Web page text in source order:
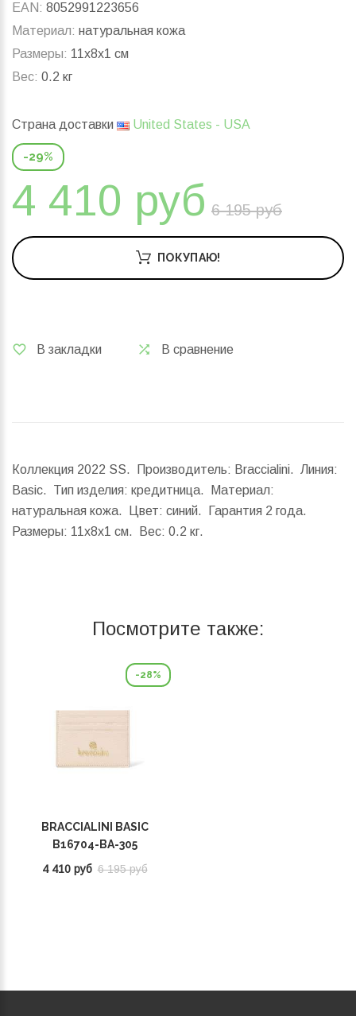
EAN: 8052991223656
Материал: натуральная кожа
Размеры: 11x8x1 см
Вес: 0.2 кг
Страна доставки United States - USA
-29%
4 410 руб 6 195 руб
ПОКУПАЮ!
В закладки В сравнение
Коллекция 2022 SS. Производитель: Braccialini. Линия:
Basic. Тип изделия: кредитница. Материал:
натуральная кожа. Цвет: синий. Гарантия 2 года.
Размеры: 11x8x1 см. Вес: 0.2 кг.
Посмотрите также:
-28%
BRACCIALINI BASIC
B16704-BA-305
4 410 руб 6 195 руб